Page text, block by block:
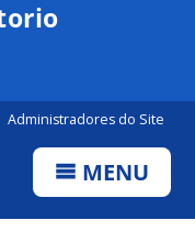
Administradores do Site
MENU